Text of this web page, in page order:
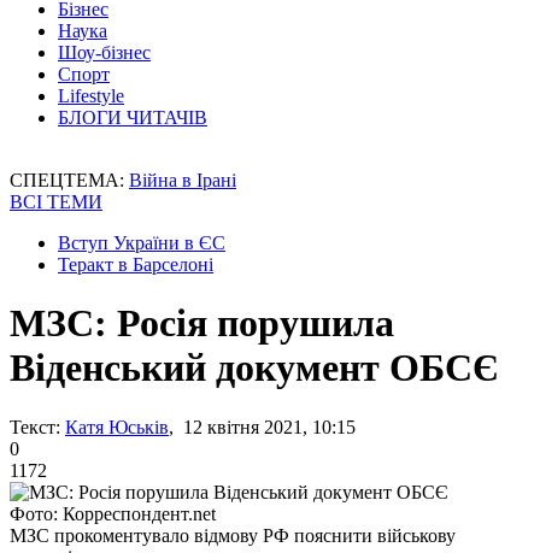
Бізнес
Наука
Шоу-бізнес
Спорт
Lifestyle
БЛОГИ ЧИТАЧІВ
СПЕЦТЕМА: Війна в Ірані
ВСІ ТЕМИ
Вступ України в ЄС
Теракт в Барселоні
МЗС: Росія порушила
Віденський документ ОБСЄ
Текст: Катя Юськів, 12 квітня 2021, 10:15
0
1172
Фото: Корреспондент.net
МЗС прокоментувало відмову РФ пояснити військову